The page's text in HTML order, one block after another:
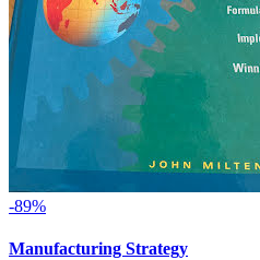
-89%
Manufacturing Strategy